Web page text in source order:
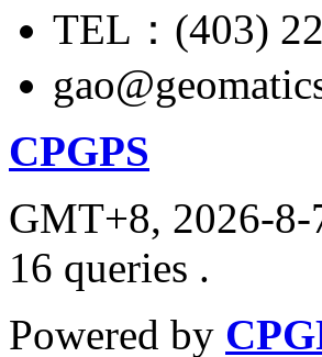
TEL：(403)
CPGPS
GMT+8, 2026-8-
16 queries .
Powered by